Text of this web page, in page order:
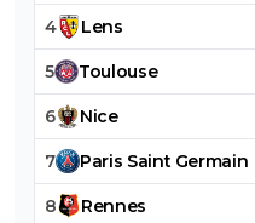
4 Lens
5 Toulouse
6 Nice
7 Paris Saint Germain
8 Rennes